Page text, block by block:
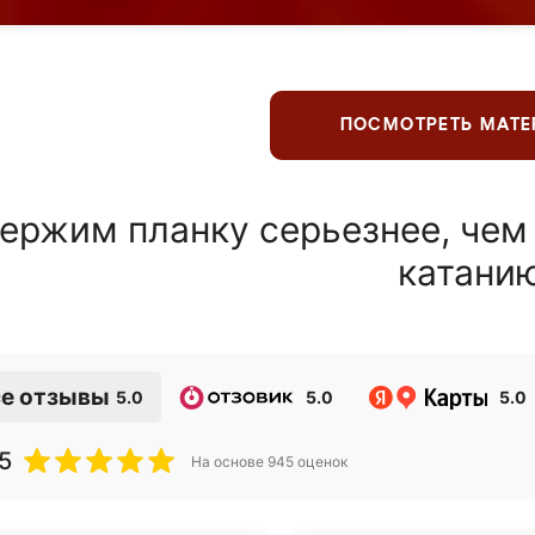
ПОСМОТРЕТЬ
планку серьезнее,
отзывы 5.0 5.0 5.0
На основе 945 оценок